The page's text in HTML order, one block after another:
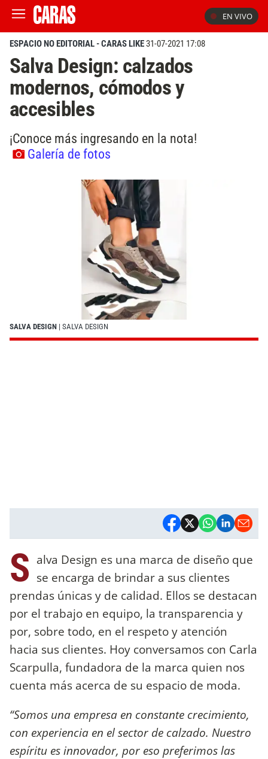
EN VIVO
ESPACIO NO EDITORIAL - CARAS LIKE31-07-2021 17:08
Salva Design: calzados
modernos, cómodos y
accesibles
¡Conoce más ingresando en la nota!
Galería de fotos
SALVA DESIGN | SALVA DESIGN
S alva Design es una marca de diseño que
se encarga de brindar a sus clientes
prendas únicas y de calidad. Ellos se destacan
por el trabajo en equipo, la transparencia y
por, sobre todo, en el respeto y atención
hacia sus clientes. Hoy conversamos con Carla
Scarpulla, fundadora de la marca quien nos
cuenta más acerca de su espacio de moda.
“Somos una empresa en constante crecimiento,
con experiencia en el sector de calzado. Nuestro
espíritu es innovador, por eso preferimos las